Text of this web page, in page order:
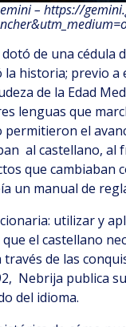
– https://
de una cédula
la historia; previo
de la Edad
lenguas que
el
al castellano,
que cambiaban
un manual de
utilizar y
el castellano
través de las
Nebrija publica
del idioma.